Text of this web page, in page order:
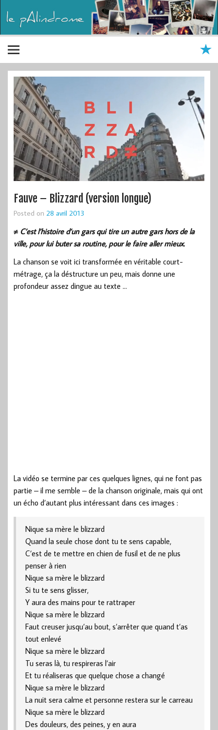
Fauve – Blizzard (version longue)
Posted on 28 avril 2013
≠ C’est l’histoire d’un gars qui tire un autre gars hors de la
ville, pour lui buter sa routine, pour le faire aller mieux.
La chanson se voit ici transformée en véritable court-
métrage, ça la déstructure un peu, mais donne une
profondeur assez dingue au texte …
La vidéo se termine par ces quelques lignes, qui ne font pas
partie – il me semble – de la chanson originale, mais qui ont
un écho d’autant plus intéressant dans ces images :
Nique sa mère le blizzard
Quand la seule chose dont tu te sens capable,
C’est de te mettre en chien de fusil et de ne plus
penser à rien
Nique sa mère le blizzard
Si tu te sens glisser,
Y aura des mains pour te rattraper
Nique sa mère le blizzard
Faut creuser jusqu’au bout, s’arrêter que quand t’as
tout enlevé
Nique sa mère le blizzard
Tu seras là, tu respireras l’air
Et tu réaliseras que quelque chose a changé
Nique sa mère le blizzard
La nuit sera calme et personne restera sur le carreau
Nique sa mère le blizzard
Des douleurs, des peines, y en aura